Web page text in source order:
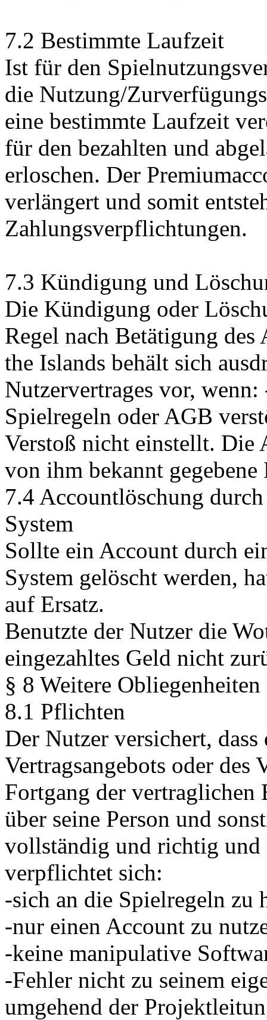
7.2 Bestimmte Laufzeit
Ist für den
die Nutzung/
eine bestimmte Laufzeit
für den bezahlten und
erloschen. Der
verlängert und somit
Zahlungsverpflichtungen.
7.3 Kündigung und
Die Kündigung oder
Regel nach Betätigung
the Islands behält sich
Nutzervertrages vor,
Spielregeln oder AGB
Verstoß nicht einstellt. Die
von ihm bekannt
7.4 Accountlöschung
System
Sollte ein Account durch
System gelöscht werden,
auf Ersatz.
Benutzte der Nutzer die
eingezahltes Geld nicht
§ 8 Weitere Obliegenheiten
8.1 Pflichten
Der Nutzer versichert,
Vertragsangebots oder des
Fortgang der vertraglichen
über seine Person und
vollständig und richtig
verpflichtet sich:
-sich an die Spielregeln zu
-nur einen Account zu
-keine manipulative
-Fehler nicht zu seinem
umgehend der